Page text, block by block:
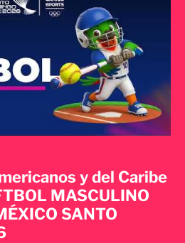
y del Caribe
MASCULINO
SANTO